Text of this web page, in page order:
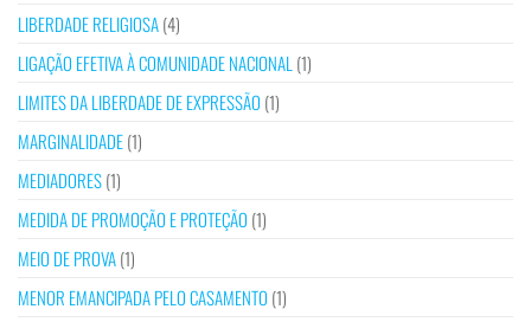
LIBERDADE RELIGIOSA(4)
LIGAÇÃO EFETIVA À COMUNIDADE NACIONAL (1)
LIMITES DA LIBERDADE DE EXPRESSÃO (1)
MARGINALIDADE(1)
MEDIADORES(1)
MEDIDA DE PROMOÇÃO E PROTEÇÃO (1)
MEIO DE PROVA(1)
MENOR EMANCIPADA PELO CASAMENTO (1)